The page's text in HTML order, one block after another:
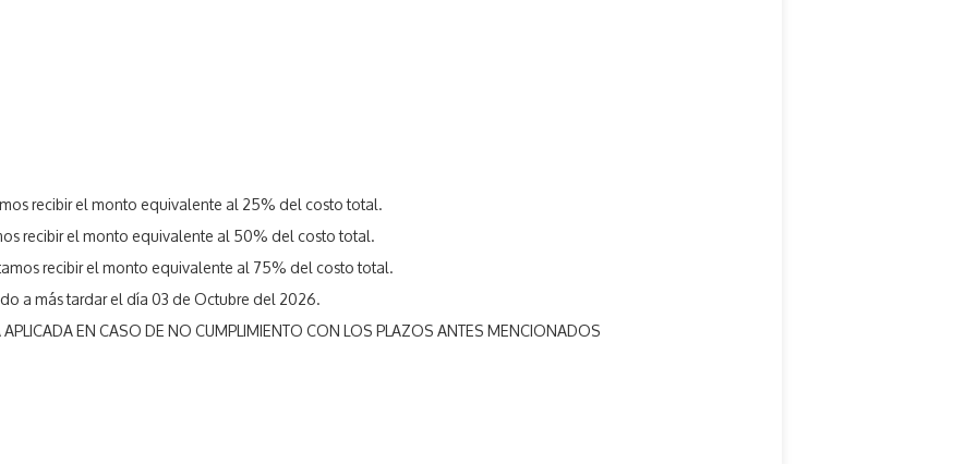
recibir el monto equivalente al 25% del costo total.
recibir el monto equivalente al 50% del costo total.
recibir el monto equivalente al 75% del costo total.
a más tardar el día 03 de Octubre del 2026.
EN CASO DE NO CUMPLIMIENTO CON LOS PLAZOS ANTES MENCIONADOS